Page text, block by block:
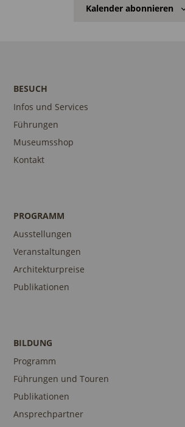
Kalender abonnieren
BESUCH
Infos und Services
Führungen
Museumsshop
Kontakt
PROGRAMM
Ausstellungen
Veranstaltungen
Architekturpreise
Publikationen
BILDUNG
Programm
Führungen und Touren
Publikationen
Ansprechpartner